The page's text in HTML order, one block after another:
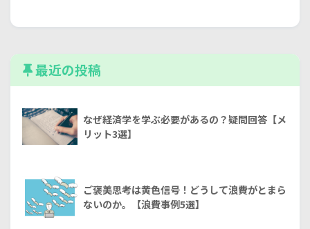
最近の投稿
なぜ経済学を学ぶ必要があるの？疑問回答【メ
リット3選】
ご褒美思考は黄色信号！どうして浪費がとまら
ないのか。【浪費事例5選】